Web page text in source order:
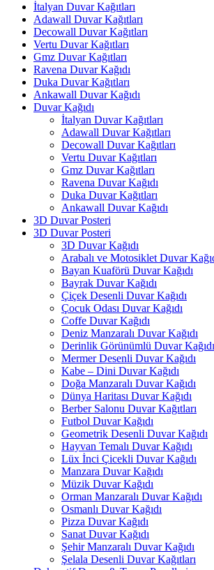
İtalyan Duvar Kağıtları
Adawall Duvar Kağıtları
Decowall Duvar Kağıtları
Vertu Duvar Kağıtları
Gmz Duvar Kağıtları
Ravena Duvar Kağıdı
Duka Duvar Kağıtları
Ankawall Duvar Kağıdı
Duvar Kağıdı
İtalyan Duvar Kağıtları
Adawall Duvar Kağıtları
Decowall Duvar Kağıtları
Vertu Duvar Kağıtları
Gmz Duvar Kağıtları
Ravena Duvar Kağıdı
Duka Duvar Kağıtları
Ankawall Duvar Kağıdı
3D Duvar Posteri
3D Duvar Posteri
3D Duvar Kağıdı
Arabalı ve Motosiklet Duvar
Bayan Kuaförü Duvar Kağıdı
Bayrak Duvar Kağıdı
Çiçek Desenli Duvar Kağıdı
Çocuk Odası Duvar Kağıdı
Coffe Duvar Kağıdı
Deniz Manzaralı Duvar Kağıdı
Derinlik Görünümlü Duvar Kağıdı
Mermer Desenli Duvar Kağıdı
Kabe – Dini Duvar Kağıdı
Doğa Manzaralı Duvar Kağıdı
Dünya Haritası Duvar Kağıdı
Berber Salonu Duvar Kağıtları
Futbol Duvar Kağıdı
Geometrik Desenli Duvar Kağıdı
Hayvan Temalı Duvar Kağıdı
Lüx İnci Çicekli Duvar Kağıdı
Manzara Duvar Kağıdı
Müzik Duvar Kağıdı
Orman Manzaralı Duvar Kağıdı
Osmanlı Duvar Kağıdı
Pizza Duvar Kağıdı
Sanat Duvar Kağıdı
Şehir Manzaralı Duvar Kağıdı
Şelala Desenli Duvar Kağıtları